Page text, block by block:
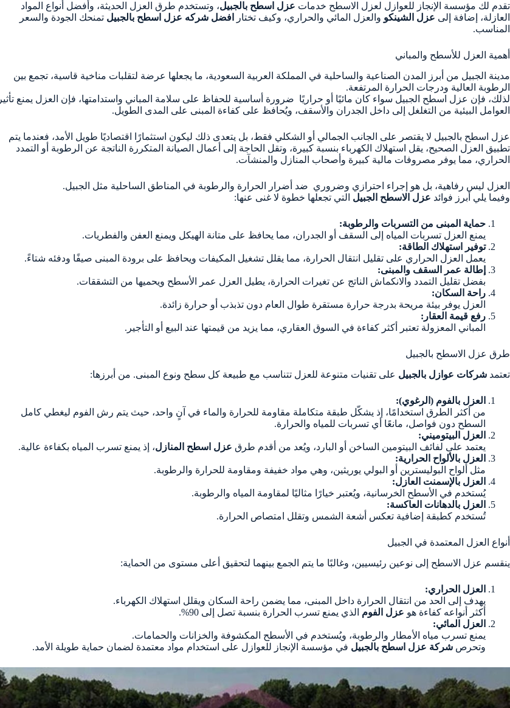
تقدم لك مؤسسة الإنجاز للعوازل لعزل الاسطح خدمات عزل اسطح بالجبيل، وتستخدم طرق العزل الحديثة، وأفضل أنواع المواد
العازلة، إضافة إلى عزل الشينكو والعزل المائي والحراري، وكيف تختار افضل شركه عزل اسطح بالجبيل تمنحك الجودة والسعر
المناسب.
أهمية العزل للأسطح والمباني
مدينة الجبيل من أبرز المدن الصناعية والساحلية في المملكة العربية السعودية، ما يجعلها عرضة لتقلبات مناخية قاسية، تجمع بين
الرطوبة العالية ودرجات الحرارة المرتفعة.
لذلك، فإن عزل اسطح الجبيل سواء كان مائيًا أو حراريًا ضرورة أساسية للحفاظ على سلامة المباني واستدامتها، فإن العزل يمنع تأثير
العوامل البيئية من التغلغل إلى داخل الجدران والأسقف، ويُحافظ على كفاءة المبنى على المدى الطويل.
عزل اسطح بالجبيل لا يقتصر على الجانب الجمالي أو الشكلي فقط، بل يتعدى ذلك ليكون استثمارًا اقتصاديًا طويل الأمد، فعندما يتم
تطبيق العزل الصحيح، يقل استهلاك الكهرباء بنسبة كبيرة، وتقل الحاجة إلى أعمال الصيانة المتكررة الناتجة عن الرطوبة أو التمدد
الحراري، مما يوفر مصروفات مالية كبيرة وأصحاب المنازل والمنشآت.
العزل ليس رفاهية، بل هو إجراء احترازي وضروري ضد أضرار الحرارة والرطوبة في المناطق الساحلية مثل الجبيل.
وفيما يلي أبرز فوائد عزل الاسطح الجبيل التي تجعلها خطوة لا غنى عنها:
حماية المبنى من التسربات والرطوبة:
يمنع العزل تسربات المياه إلى السقف أو الجدران، مما يحافظ على متانة الهيكل ويمنع العفن والفطريات.
توفير استهلاك الطاقة:
يعمل العزل الحراري على تقليل انتقال الحرارة، مما يقلل تشغيل المكيفات ويحافظ على برودة المبنى صيفًا ودفئه شتاءً.
إطالة عمر السقف والمبنى:
بفضل تقليل التمدد والانكماش الناتج عن تغيرات الحرارة، يطيل العزل عمر الأسطح ويحميها من التشققات.
راحة السكان:
العزل يوفر بيئة مريحة بدرجة حرارة مستقرة طوال العام دون تذبذب أو حرارة زائدة.
رفع قيمة العقار:
المباني المعزولة تعتبر أكثر كفاءة في السوق العقاري، مما يزيد من قيمتها عند البيع أو التأجير.
طرق عزل الاسطح بالجبيل
تعتمد شركات عوازل بالجبيل على تقنيات متنوعة للعزل تتناسب مع طبيعة كل سطح ونوع المبنى. من أبرزها:
العزل بالفوم (الرغوي):
من أكثر الطرق استخدامًا، إذ يشكّل طبقة متكاملة مقاومة للحرارة والماء في آنٍ واحد، حيث يتم رش الفوم ليغطي كامل
السطح دون فواصل، مانعًا أي تسربات للمياه والحرارة.
العزل البيتوميني:
يعتمد على لفائف البيتومين الساخن أو البارد، ويُعد من أقدم طرق عزل اسطح المنازل، إذ يمنع تسرب المياه بكفاءة عالية.
العزل بالألواح الحرارية:
مثل ألواح البوليسترين أو البولي يوريثين، وهي مواد خفيفة ومقاومة للحرارة والرطوبة.
العزل بالإسمنت العازل:
يُستخدم في الأسطح الخرسانية، ويُعتبر خيارًا مثاليًا لمقاومة المياه والرطوبة.
العزل بالدهانات العاكسة:
تُستخدم كطبقة إضافية تعكس أشعة الشمس وتقلل امتصاص الحرارة.
أنواع العزل المعتمدة في الجبيل
ينقسم عزل الاسطح إلى نوعين رئيسيين، وغالبًا ما يتم الجمع بينهما لتحقيق أعلى مستوى من الحماية:
العزل الحراري:
يهدف إلى الحد من انتقال الحرارة داخل المبنى، مما يضمن راحة السكان ويقلل استهلاك الكهرباء.
أكثر أنواعه كفاءة هو عزل الفوم الذي يمنع تسرب الحرارة بنسبة تصل إلى 90%.
العزل المائي:
يمنع تسرب مياه الأمطار والرطوبة، ويُستخدم في الأسطح المكشوفة والخزانات والحمامات.
وتحرص شركة عزل اسطح بالجبيل في مؤسسة الإنجاز للعوازل على استخدام مواد معتمدة لضمان حماية طويلة الأمد.